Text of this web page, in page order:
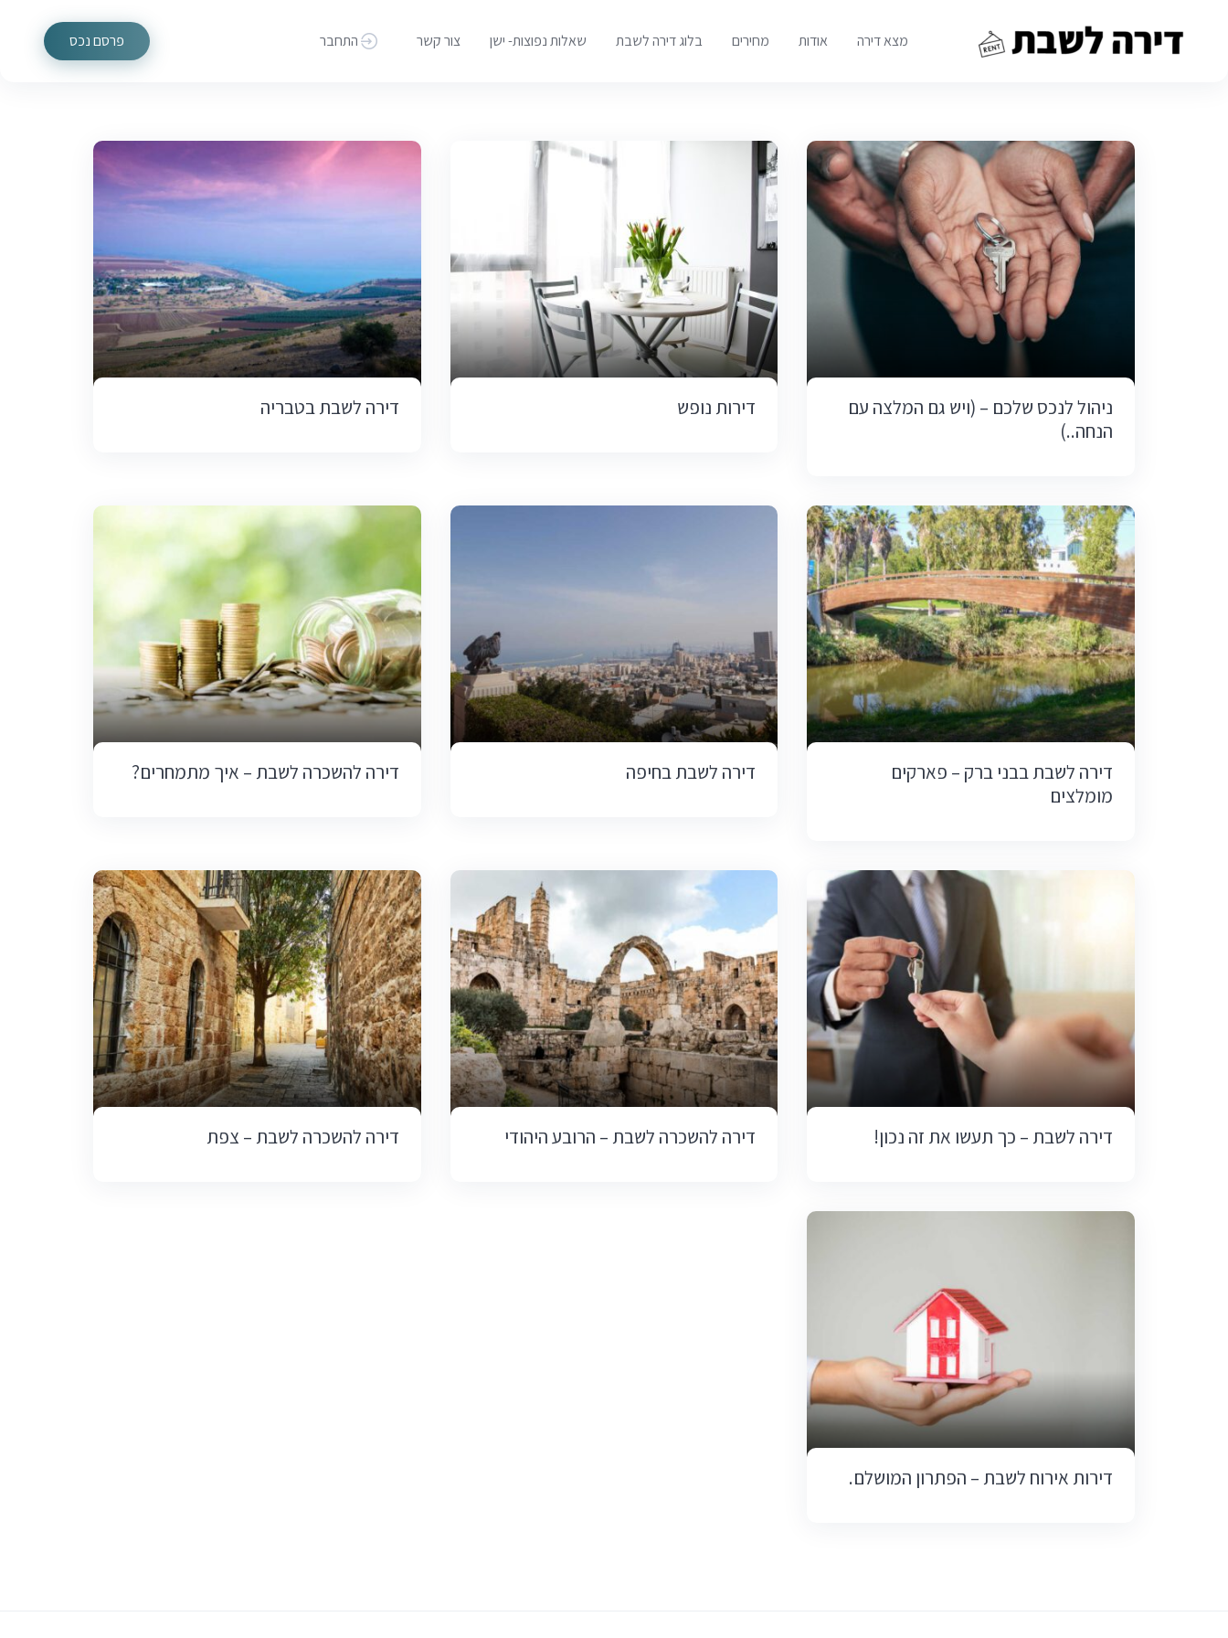
מצא דירה אודות מחירים בלוג דירה לשבת שאלות נפוצות- ישן צור קשר התחבר פרסם נכס
ניהול לנכס שלכם – (ויש גם המלצה עם
הנחה..)
דירות נופש דירה לשבת בטבריה
דירה לשבת בבני ברק – פארקים
מומלצים
דירה לשבת בחיפה דירה להשכרה לשבת – איך מתמחרים?
דירה לשבת – כך תעשו את זה נכון! דירה להשכרה לשבת – הרובע היהודי דירה להשכרה לשבת – צפת
דירות אירוח לשבת – הפתרון המושלם.